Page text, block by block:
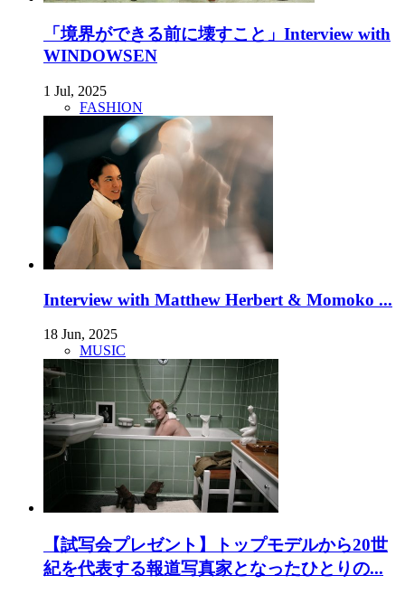
「境界ができる前に壊すこと」Interview with
WINDOWSEN
1 Jul, 2025
FASHION
Interview with Matthew Herbert & Momoko ...
18 Jun, 2025
MUSIC
【試写会プレゼント】トップモデルから20世
紀を代表する報道写真家となったひとりの...